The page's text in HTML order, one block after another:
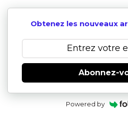
Obtenez les nouveaux
Abonnez-
Powered by